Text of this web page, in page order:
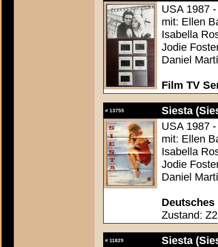
USA 1987
mit: Ellen
Isabella
Jodie
Daniel Martí
Film TV
# 13755
Siesta
USA 1987
mit: Ellen
Isabella
Jodie
Daniel Martí
Deutsches
Zustand:
# 11829
Siesta